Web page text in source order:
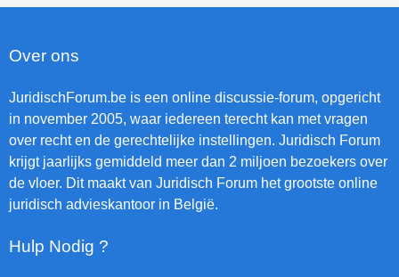
Over ons
JuridischForum.be is een online discussie-forum, opgericht
in november 2005, waar iedereen terecht kan met vragen
over recht en de gerechtelijke instellingen. Juridisch Forum
krijgt jaarlijks gemiddeld meer dan 2 miljoen bezoekers over
de vloer. Dit maakt van Juridisch Forum het grootste online
juridisch advieskantoor in België.
Hulp Nodig ?